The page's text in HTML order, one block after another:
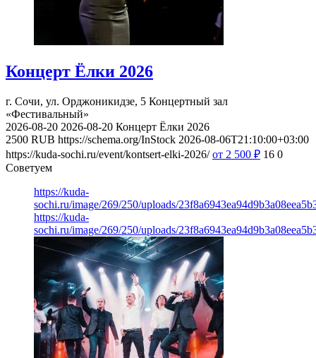
Концерт Ёлки 2026
г. Сочи, ул. Орджоникидзе, 5 Концертный зал
«Фестивальный»
2026-08-20 2026-08-20 Концерт Ёлки 2026
2500 RUB https://schema.org/InStock 2026-08-06T21:10:00+03:00
https://kuda-sochi.ru/event/kontsert-elki-2026/ от 2 500 ₽ 16 0
Советуем
https://kuda-
sochi.ru/image/269/250/uploads/
https://kuda-
sochi.ru/image/269/250/uploads/